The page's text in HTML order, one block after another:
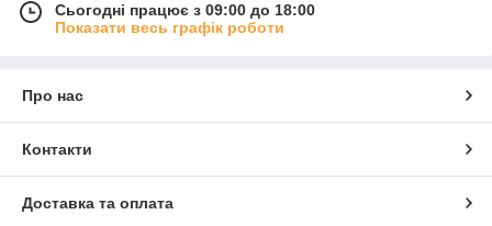
Сьогодні працює з 09:00 до 18:00
Показати весь графік роботи
Про нас
Контакти
Доставка та оплата